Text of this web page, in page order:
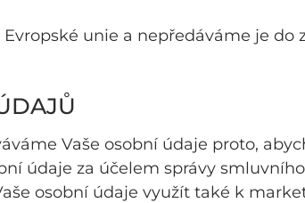
unie a nepředáváme je
Vaše osobní údaje proto,
údaje za účelem správy
osobní údaje využít také k